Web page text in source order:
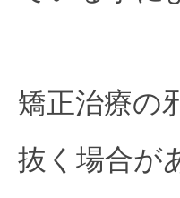
矯正治療の
抜く場合が